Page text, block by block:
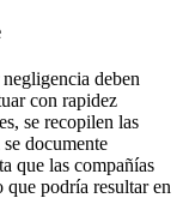
deben
con rapidez
se recopilen las
documente
que las compañías
que podría resultar en